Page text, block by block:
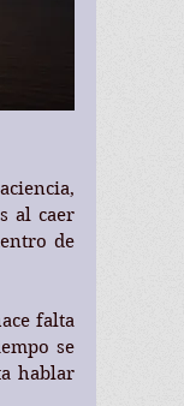
al caer
de
falta
se
hablar